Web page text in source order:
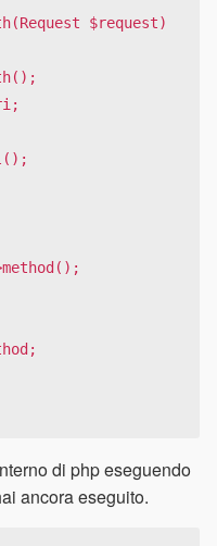
di php eseguendo
ancora eseguito.